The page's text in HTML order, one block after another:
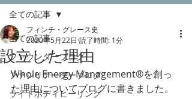
全ての記事
ファウンダーブログ
ファシリテーターブログ
ライトボディヒーリング
全ての記事
設立した理由
フィンチ・グレース史
2020年5月22日 読了時間: 1分
Whole Energy Management®️を創っ
た理由についてブログに書きました。